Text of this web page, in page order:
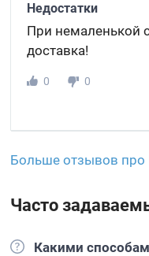
Недостатки
При немаленькой
доставка!
0
0
Больше отзывов про
Часто
Какими